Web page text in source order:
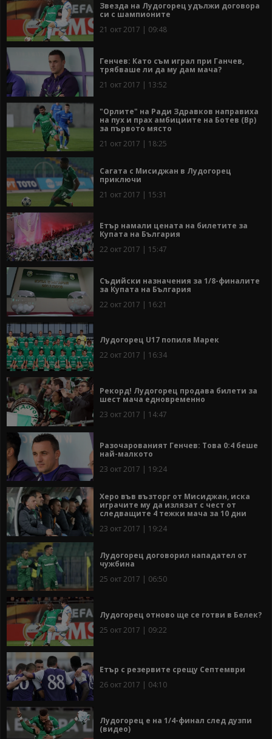
Звезда на Лудогорец удължи договора
си с шампионите
21 окт 2017 | 09:48
Генчев: Като съм играл при Ганчев,
трябваше ли да му дам мача?
21 окт 2017 | 13:52
"Орлите" на Ради Здравков направиха
на пух и прах амбициите на Ботев (Вр)
за първото място
21 окт 2017 | 18:25
Сагата с Мисиджан в Лудогорец
приключи
21 окт 2017 | 15:31
Етър намали цената на билетите за
Купата на България
22 окт 2017 | 15:47
Съдийски назначения за 1/8-финалите
за Купата на България
22 окт 2017 | 16:21
Лудогорец U17 попиля Марек
22 окт 2017 | 16:34
Рекорд! Лудогорец продава билети за
шест мача едновременно
23 окт 2017 | 14:47
Разочарованият Генчев: Това 0:4 беше
най-малкото
23 окт 2017 | 19:24
Херо във възторг от Мисиджан, иска
играчите му да излязат с чест от
следващите 4 тежки мача за 10 дни
23 окт 2017 | 19:24
Лудогорец договорил нападател от
чужбина
25 окт 2017 | 06:50
Лудогорец отново ще се готви в Белек?
25 окт 2017 | 09:22
Етър с резервите срещу Септември
26 окт 2017 | 04:10
Лудогорец е на 1/4-финал след дузпи
(видео)